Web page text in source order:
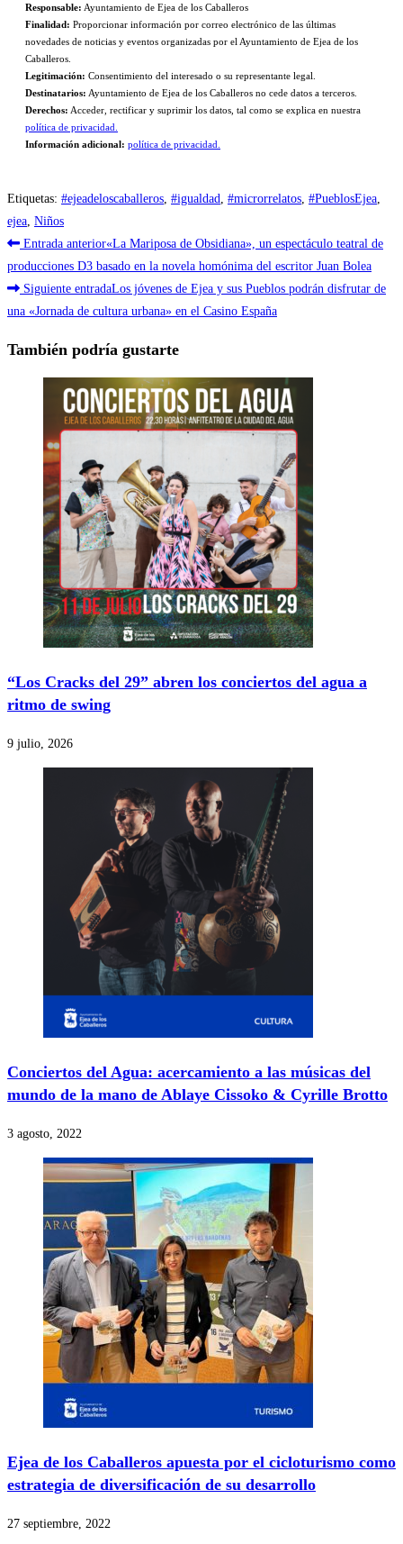
Responsable: Ayuntamiento de Ejea de los Caballeros
Finalidad: Proporcionar información por correo electrónico de las últimas
novedades de noticias y eventos organizadas por el Ayuntamiento de Ejea de los
Caballeros.
Legitimación: Consentimiento del interesado o su representante legal.
Destinatarios: Ayuntamiento de Ejea de los Caballeros no cede datos a terceros.
Derechos: Acceder, rectificar y suprimir los datos, tal como se explica en nuestra
política de privacidad.
Información adicional: política de privacidad.
Etiquetas: #ejeadeloscaballeros #igualdad #microrrelatos #PueblosEjea
ejea Niños
Leer
más
artículos
Entrada anterior«La Mariposa de Obsidiana», un espectáculo teatral de
producciones D3 basado en la novela homónima del escritor Juan Bolea
Siguiente entradaLos jóvenes de Ejea y sus Pueblos podrán disfrutar de
una «Jornada de cultura urbana» en el Casino España
También podría gustarte
“Los Cracks del 29” abren los conciertos del agua a
ritmo de swing
9 julio, 2026
Conciertos del Agua: acercamiento a las músicas del
mundo de la mano de Ablaye Cissoko & Cyrille Brotto
3 agosto, 2022
Ejea de los Caballeros apuesta por el cicloturismo como
estrategia de diversificación de su desarrollo
27 septiembre, 2022